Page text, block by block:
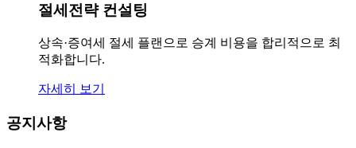
절세전략 컨설팅
상속·증여세 절세 플랜으로 승계 비용을 합리적으로 최
적화합니다.
자세히 보기
공지사항